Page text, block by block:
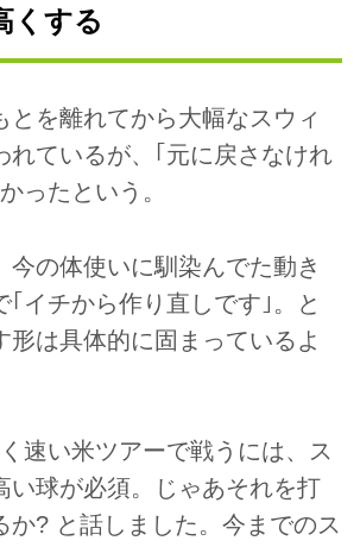
くする
とを離れてから大幅なスウィ
れているが、｢元に戻さなけれ
ったという。
今の体使いに馴染んでた動き
｢イチから作り直しです｣。と
形は具体的に固まっているよ
速い米ツアーで戦うには、ス
い球が必須。じゃあそれを打
か? と話しました。今までのス